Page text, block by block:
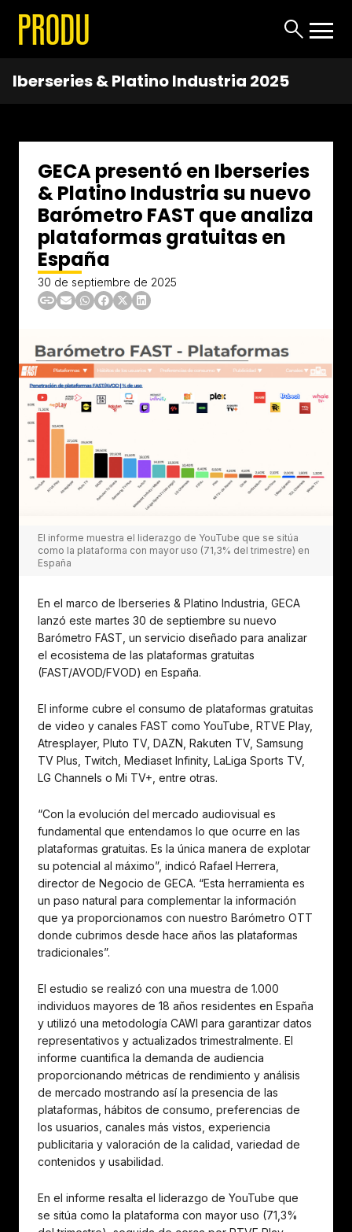
Iberseries & Platino Industria 2025
GECA presentó en Iberseries
& Platino Industria su nuevo
Barómetro FAST que analiza
plataformas gratuitas en
España
30 de septiembre de 2025
El informe muestra el liderazgo de YouTube que se sitúa
como la plataforma con mayor uso (71,3% del trimestre) en
España
En el marco de Iberseries & Platino Industria, GECA
lanzó este martes 30 de septiembre su nuevo
Barómetro FAST, un servicio diseñado para analizar
el ecosistema de las plataformas gratuitas
(FAST/AVOD/FVOD) en España.
El informe cubre el consumo de plataformas gratuitas
de video y canales FAST como YouTube, RTVE Play,
Atresplayer, Pluto TV, DAZN, Rakuten TV, Samsung
TV Plus, Twitch, Mediaset Infinity, LaLiga Sports TV,
LG Channels o Mi TV+, entre otras.
“Con la evolución del mercado audiovisual es
fundamental que entendamos lo que ocurre en las
plataformas gratuitas. Es la única manera de explotar
su potencial al máximo”, indicó Rafael Herrera,
director de Negocio de GECA. “Esta herramienta es
un paso natural para complementar la información
que ya proporcionamos con nuestro Barómetro OTT
donde cubrimos desde hace años las plataformas
tradicionales”.
El estudio se realizó con una muestra de 1.000
individuos mayores de 18 años residentes en España
y utilizó una metodología CAWI para garantizar datos
representativos y actualizados trimestralmente. El
informe cuantifica la demanda de audiencia
proporcionando métricas de rendimiento y análisis
de mercado mostrando así la presencia de las
plataformas, hábitos de consumo, preferencias de
los usuarios, canales más vistos, experiencia
publicitaria y valoración de la calidad, variedad de
contenidos y usabilidad.
En el informe resalta el liderazgo de YouTube que
se sitúa como la plataforma con mayor uso (71,3%